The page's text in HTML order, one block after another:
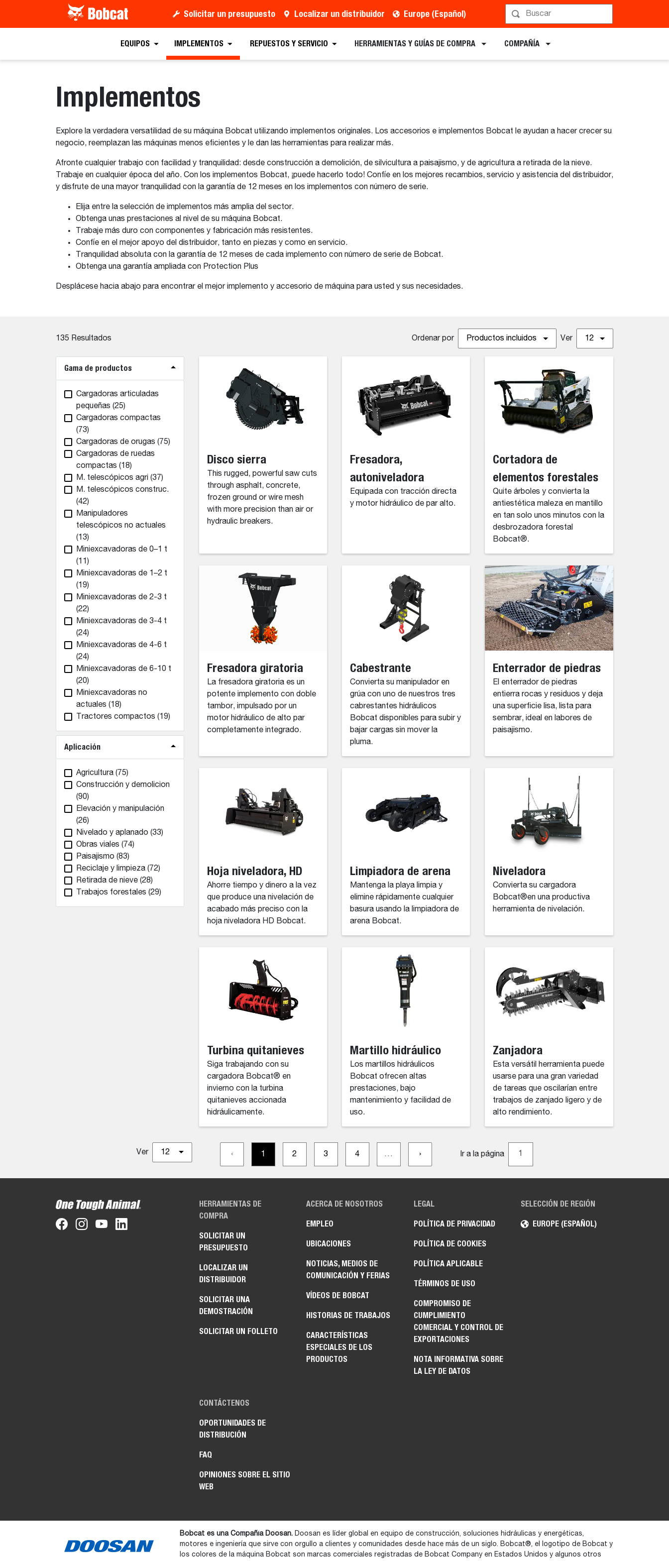
Solicitar un presupuesto Localizar un distribuidor Europe (Español)
EQUIPOS IMPLEMENTOS REPUESTOS Y SERVICIO HERRAMIENTAS Y GUÍAS DE COMPRA COMPAÑÍA
Implementos
Explore la verdadera versatilidad de su máquina Bobcat utilizando implementos originales. Los accesorios e implementos Bobcat le ayudan a hacer crecer su
negocio, reemplazan las máquinas menos eficientes y le dan las herramientas para realizar más.
Afronte cualquier trabajo con facilidad y tranquilidad: desde construcción a demolición, de silvicultura a paisajismo, y de agricultura a retirada de la nieve.
Trabaje en cualquier época del año. Con los implementos Bobcat, ¡puede hacerlo todo! Confíe en los mejores recambios, servicio y asistencia del distribuidor,
y disfrute de una mayor tranquilidad con la garantía de 12 meses en los implementos con número de serie.
Elija entre la selección de implementos más amplia del sector.
Obtenga unas prestaciones al nivel de su máquina Bobcat.
Trabaje más duro con componentes y fabricación más resistentes.
Confíe en el mejor apoyo del distribuidor, tanto en piezas y como en servicio.
Tranquilidad absoluta con la garantía de 12 meses de cada implemento con número de serie de Bobcat.
Obtenga una garantía ampliada con Protection Plus
Desplácese hacia abajo para encontrar el mejor implemento y accesorio de máquina para usted y sus necesidades.
135 Resultados Ordenar por Productos incluidos Ver 12
Gama de productos
Cargadoras articuladas
pequeñas (25)
Cargadoras compactas
(73)
Cargadoras de orugas (75)
Cargadoras de ruedas
compactas (18)
M. telescópicos agri (37)
M. telescópicos construc.
(42)
Manipuladores
telescópicos no actuales
(13)
Miniexcavadoras de 0–1 t
(11)
Miniexcavadoras de 1–2 t
(19)
Miniexcavadoras de 2-3 t
(22)
Miniexcavadoras de 3-4 t
(24)
Miniexcavadoras de 4-6 t
(24)
Miniexcavadoras de 6-10 t
(20)
Miniexcavadoras no
actuales (18)
Tractores compactos (19)
Aplicación
Agricultura (75)
Construcción y demolicion
(90)
Elevación y manipulación
(26)
Nivelado y aplanado (33)
Obras viales (74)
Paisajismo (83)
Reciclaje y limpieza (72)
Retirada de nieve (28)
Trabajos forestales (29)
Disco sierra
This rugged, powerful saw cuts
through asphalt, concrete,
frozen ground or wire mesh
with more precision than air or
hydraulic breakers.
Fresadora,
autoniveladora
Equipada con tracción directa
y motor hidráulico de par alto.
Cortadora de
elementos forestales
Quite árboles y convierta la
antiestética maleza en mantillo
en tan solo unos minutos con la
desbrozadora forestal
Bobcat®.
Fresadora giratoria
La fresadora giratoria es un
potente implemento con doble
tambor, impulsado por un
motor hidráulico de alto par
completamente integrado.
Cabestrante
Convierta su manipulador en
grúa con uno de nuestros tres
cabrestantes hidráulicos
Bobcat disponibles para subir y
bajar cargas sin mover la
pluma.
Enterrador de piedras
El enterrador de piedras
entierra rocas y residuos y deja
una superficie lisa, lista para
sembrar, ideal en labores de
paisajismo.
Hoja niveladora, HD
Ahorre tiempo y dinero a la vez
que produce una nivelación de
acabado más preciso con la
hoja niveladora HD Bobcat.
Limpiadora de arena
Mantenga la playa limpia y
elimine rápidamente cualquier
basura usando la limpiadora de
arena Bobcat.
Niveladora
Convierta su cargadora
Bobcat®en una productiva
herramienta de nivelación.
Turbina quitanieves
Siga trabajando con su
cargadora Bobcat® en
invierno con la turbina
quitanieves accionada
hidráulicamente.
Martillo hidráulico
Los martillos hidráulicos
Bobcat ofrecen altas
prestaciones, bajo
mantenimiento y facilidad de
uso.
Zanjadora
Esta versátil herramienta puede
usarse para una gran variedad
de tareas que oscilarían entre
trabajos de zanjado ligero y de
alto rendimiento.
Ver 12 ‹ 1 2 3 4 … › Ir a la página
SELECCIÓN DE REGIÓN
EUROPE (ESPAÑOL)
HERRAMIENTAS DE
COMPRA
SOLICITAR UN
PRESUPUESTO
LOCALIZAR UN
DISTRIBUIDOR
SOLICITAR UNA
DEMOSTRACIÓN
SOLICITAR UN FOLLETO
ACERCA DE NOSOTROS
EMPLEO
UBICACIONES
NOTICIAS, MEDIOS DE
COMUNICACIÓN Y FERIAS
VÍDEOS DE BOBCAT
HISTORIAS DE TRABAJOS
CARACTERÍSTICAS
ESPECIALES DE LOS
PRODUCTOS
LEGAL
POLÍTICA DE PRIVACIDAD
POLÍTICA DE COOKIES
POLÍTICA APLICABLE
TÉRMINOS DE USO
COMPROMISO DE
CUMPLIMIENTO
COMERCIAL Y CONTROL DE
EXPORTACIONES
NOTA INFORMATIVA SOBRE
LA LEY DE DATOS
CONTÁCTENOS
OPORTUNIDADES DE
DISTRIBUCIÓN
FAQ
OPINIONES SOBRE EL SITIO
WEB
Bobcat es una Compañía Doosan. Doosan es líder global en equipo de construcción, soluciones hidráulicas y energéticas,
motores e ingeniería que sirve con orgullo a clientes y comunidades desde hace más de un siglo. Bobcat®, el logotipo de Bobcat y
los colores de la máquina Bobcat son marcas comerciales registradas de Bobcat Company en Estados Unidos y algunos otros